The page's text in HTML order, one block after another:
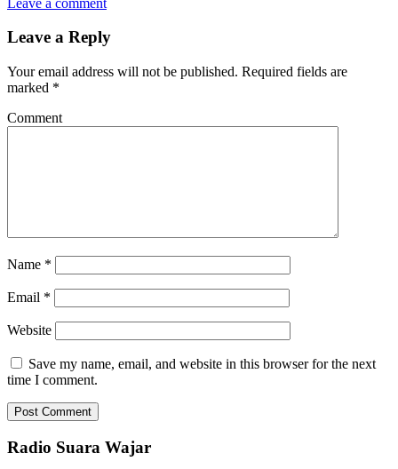
Leave a Reply
Your email address will not be published. Required fields are
marked *
Comment
Name *
Email *
Website
Save my name, email, and website in this browser for the next
time I comment.
Radio Suara Wajar